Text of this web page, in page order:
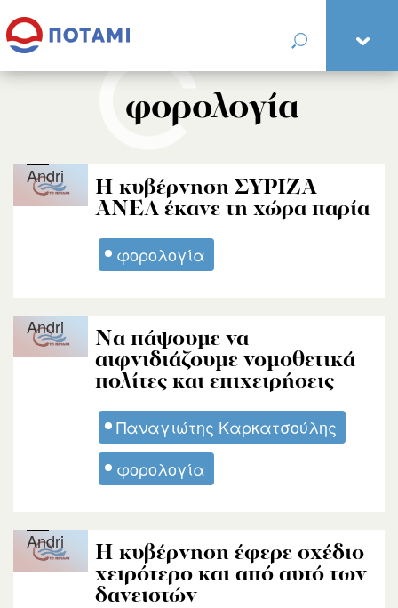
φορολογία
Η κυβέρνηση ΣΥΡΙΖΑ
ΑΝΕΛ έκανε τη χώρα παρία
φορολογία
Andri
Να πάψουμε να
αιφνιδιάζουμε νομοθετικά
πολίτες και επιχειρήσεις
Παναγιώτης Καρκατσούλης
φορολογία
Andri
Η κυβέρνηση έφερε σχέδιο
χειρότερο και από αυτό των
δανειστών
Andri